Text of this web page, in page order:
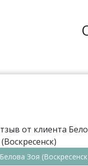
Белова Зоя